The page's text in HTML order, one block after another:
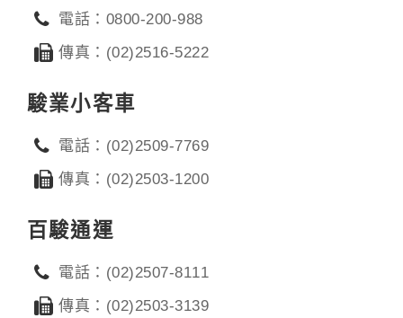
電話：0800-200-988
傳真：(02)2516-5222
駿業小客車
電話：(02)2509-7769
傳真：(02)2503-1200
百駿通運
電話：(02)2507-8111
傳真：(02)2503-3139